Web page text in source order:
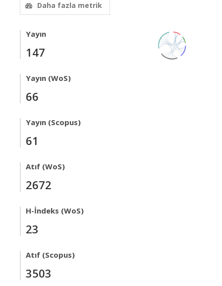
Daha fazla metrik
Yayın
147
Yayın (WoS)
66
Yayın (Scopus)
61
Atıf (WoS)
2672
H-İndeks (WoS)
23
Atıf (Scopus)
3503